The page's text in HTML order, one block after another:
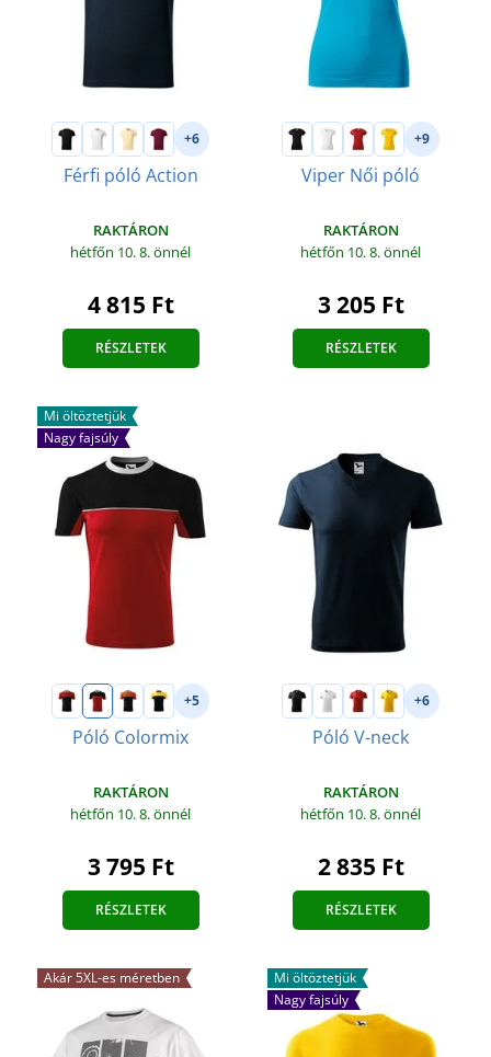
+6
Férfi póló Action
RAKTÁRON
hétfőn 10. 8.önnél
4 815 Ft
RÉSZLETEK
+9
Viper Női póló
RAKTÁRON
hétfőn 10. 8.önnél
3 205 Ft
RÉSZLETEK
Mi öltöztetjük
Nagy fajsúly
+5
Póló Colormix
RAKTÁRON
hétfőn 10. 8.önnél
3 795 Ft
RÉSZLETEK
+6
Póló V-neck
RAKTÁRON
hétfőn 10. 8.önnél
2 835 Ft
RÉSZLETEK
Akár 5XL-es méretben
Mi öltöztetjük
Nagy fajsúly